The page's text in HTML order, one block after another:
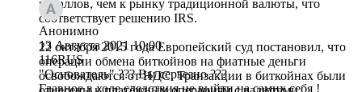
металлов, чем к рынку традиционной валюты, что
соответствует решению IRS.
22 октября 2015 года Европейский суд постановил, что
операции обмена биткойнов на фиатные деньги
освобождаются от НДС. Транзакции в биткойнах были
Анонимно
13 Августа 202110:00
116RUS
"Основатель" ??? Вы серьезно ???
Главное в ходе следствия не выйти на самих себя !